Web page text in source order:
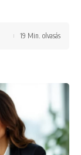
19 Min. olvasás